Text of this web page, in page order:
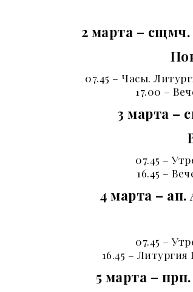
2 марта –
07.45 – Часы.
17.00 –
3 марта –
07.45 –
16.45 –
4 марта –
07.45 –
16.45 –
5 марта –